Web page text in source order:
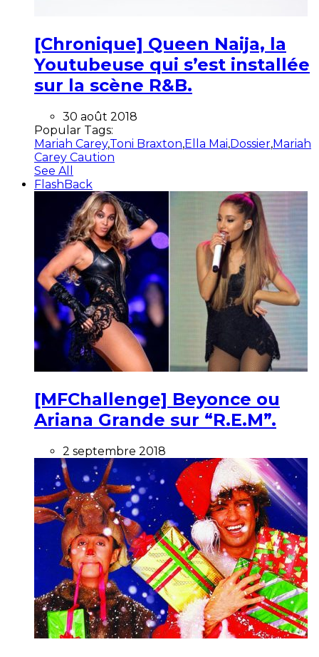
[Chronique] Queen Naija, la
Youtubeuse qui s’est installée
sur la scène R&B.
30 août 2018
Popular Tags:
Mariah Carey,Toni Braxton,Ella Mai,Dossier,Mariah
Carey Caution
See All
FlashBack
[MFChallenge] Beyonce ou
Ariana Grande sur “R.E.M”.
2 septembre 2018